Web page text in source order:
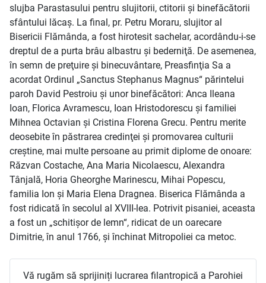
slujba Parastasului pentru slujitorii, ctitorii şi binefăcătorii
sfântului lăcaş. La final, pr. Petru Moraru, slujitor al
Bisericii Flămânda, a fost hirotesit sachelar, acordându-i-se
dreptul de a purta brâu albastru şi bederniţă. De asemenea,
în semn de preţuire şi binecuvântare, Preasfinţia Sa a
acordat Ordinul „Sanctus Stephanus Magnus“ părintelui
paroh David Pestroiu şi unor binefăcători: Anca Ileana
Ioan, Florica Avramescu, Ioan Hristodorescu şi familiei
Mihnea Octavian şi Cristina Florena Grecu. Pentru merite
deosebite în păstrarea credinţei şi promovarea culturii
creştine, mai multe persoane au primit diplome de onoare:
Răzvan Costache, Ana Maria Nicolaescu, Alexandra
Tânjală, Horia Gheorghe Marinescu, Mihai Popescu,
familia Ion şi Maria Elena Dragnea. Biserica Flămânda a
fost ridicată în secolul al XVIII-lea. Potrivit pisaniei, aceasta
a fost un „schitişor de lemn“, ridicat de un oarecare
Dimitrie, în anul 1766, şi închinat Mitropoliei ca metoc.
Vă rugăm să sprijiniți lucrarea filantropică a Parohiei